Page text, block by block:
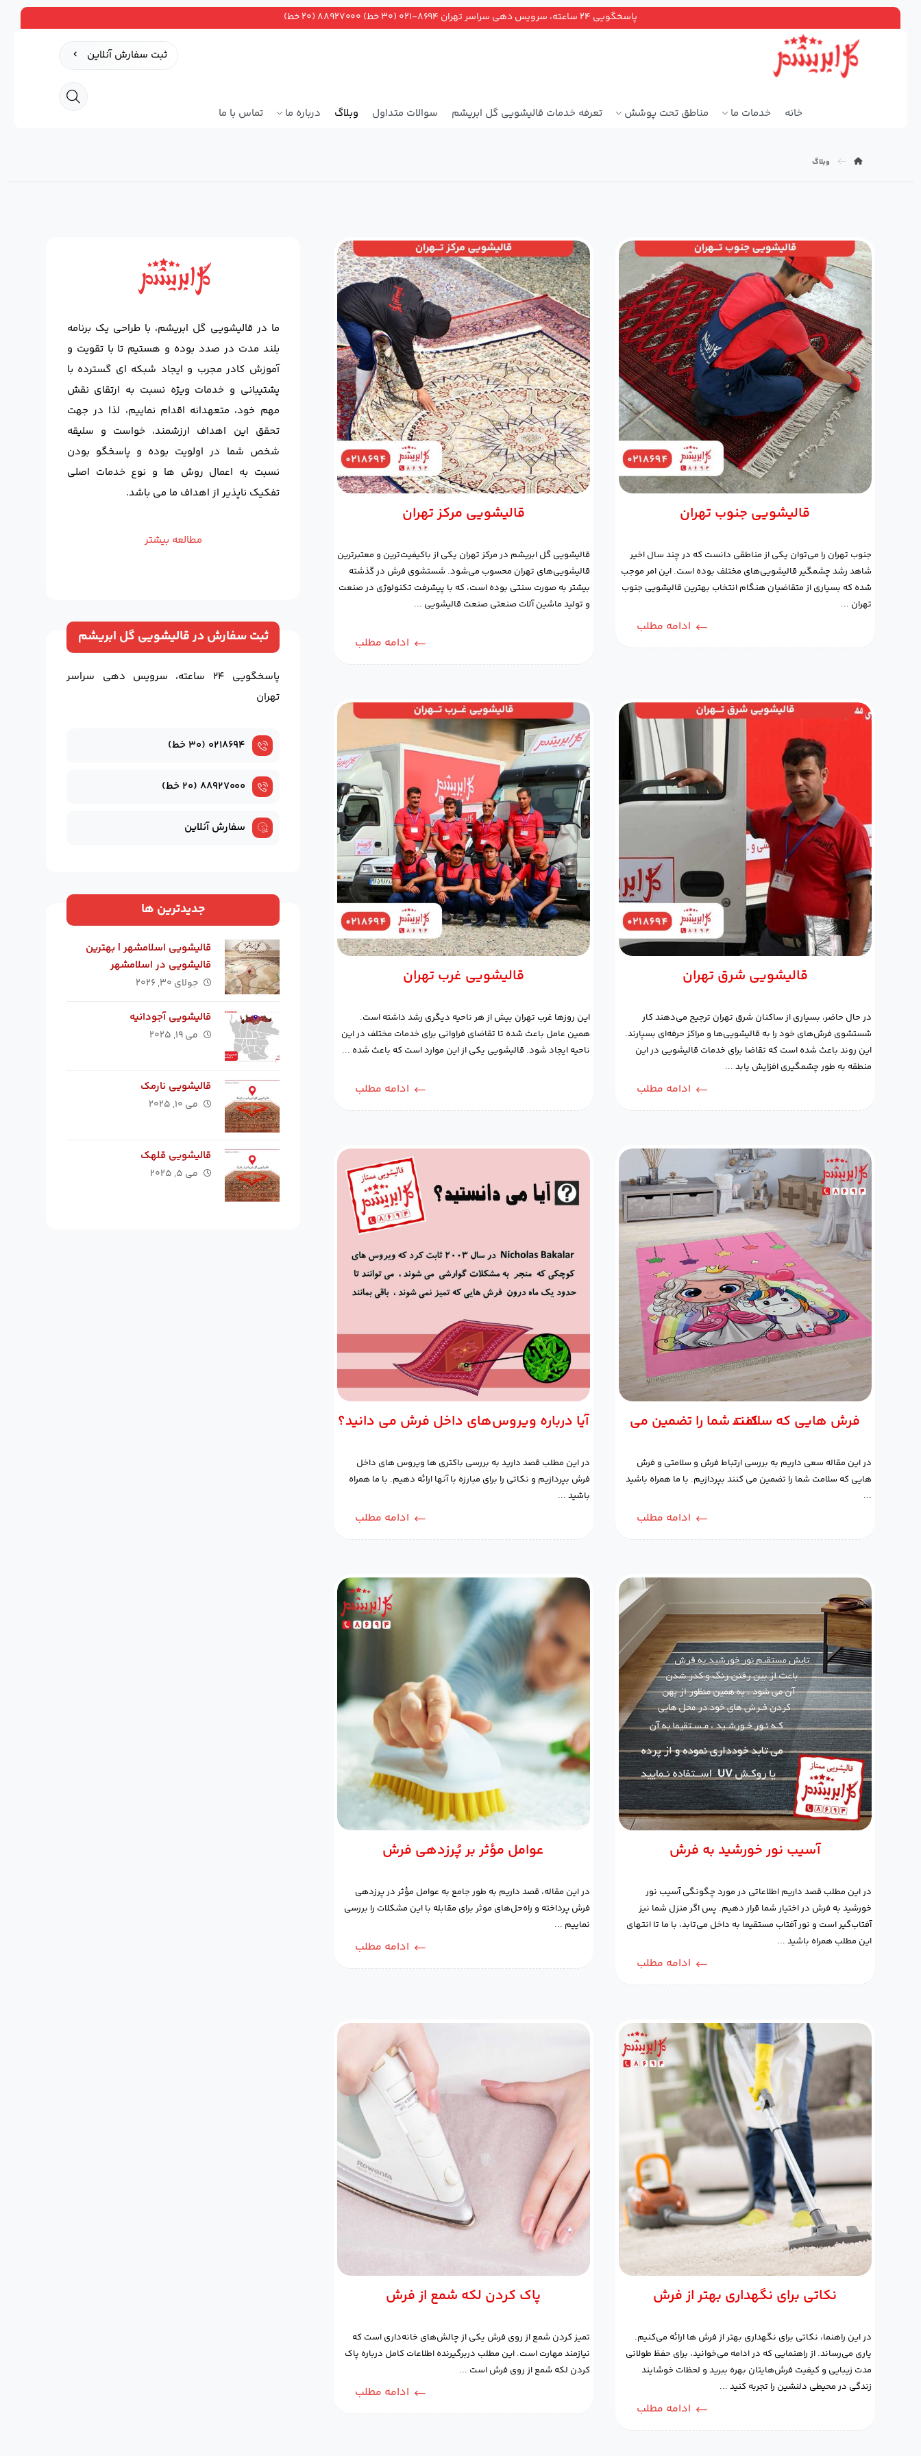
پاسخگویی ۲۴ ساعته، سرویس دهی سراسر تهران ۸۶۹۴-۰۲۱ (۳۰ خط) ۸۸۹۲۷۰۰۰ (۲۰ خط)
خانه خدمات ما مناطق تحت پوشش تعرفه خدمات قالیشویی گل ابریشم سوالات متداول وبلاگ درباره ما تماس با ما
ثبت سفارش آنلاین
وبلاگ
قالیشویی جنوب تهران
جنوب تهران را می‌توان یکی از مناطقی دانست که در چند سال اخیر
شاهد رشد چشمگیر قالیشویی‌های مختلف بوده است. این امر موجب
شده که بسیاری از متقاضیان هنگام انتخاب بهترین قالیشویی جنوب
تهران ...
ادامه مطلب
قالیشویی مرکز تهران
قالیشویی گل ابریشم در مرکز تهران یکی از با‌کیفیت‌ترین و معتبرترین
قالیشویی‌های تهران محسوب می‌شود. شستشوی فرش در گذشته
بیشتر به صورت سنتی بوده است، که با پیشرفت تکنولوژی در صنعت
و تولید ماشین آلات صنعتی صنعت قالیشویی ...
ادامه مطلب
قالیشویی شرق تهران
در حال حاضر، بسیاری از ساکنان شرق تهران ترجیح می‌دهند کار
شستشوی فرش‌های خود را به قالیشویی‌ها و مراکز حرفه‌ای بسپارند.
این روند باعث شده است که تقاضا برای خدمات قالیشویی در این
منطقه به طور چشمگیری افزایش یابد ...
ادامه مطلب
قالیشویی غرب تهران
این روزها غرب تهران بیش از هر ناحیه دیگری رشد داشته است.
همین عامل باعث شده تا تقاضای فراوانی برای خدمات مختلف در این
ناحیه ایجاد شود. قالیشویی یکی از این موارد است که باعث شده ...
ادامه مطلب
فرش هایی که سلامت شما را تضمین می کنند
در این مقاله سعی داریم به بررسی ارتباط فرش و سلامتی و فرش
هایی که سلامت شما را تضمین می‌ کنند بپردازیم. با ما همراه باشید
...
ادامه مطلب
آیا درباره ویروس‌های داخل فرش می دانید؟
در این مطلب قصد دارید به بررسی باکتری ها ویروس‌ های داخل
فرش بپردازیم و نکاتی را برای مبارزه با آنها ارائه دهیم. با ما همراه
باشید ...
ادامه مطلب
آسیب نور خورشید به فرش
در این مطلب قصد داریم اطلاعاتی در مورد چگونگی آسیب نور
خورشید به فرش در اختیار شما قرار دهیم. پس اگر منزل شما نیز
آفتاب‌گیر است و نور آفتاب مستقیما به داخل می‌تابد، با ما تا انتهای
این مطلب همراه باشید ...
ادامه مطلب
عوامل مؤثر بر پُرزدهی فرش
در این مقاله، قصد داریم به طور جامع به عوامل مؤثر در پرزدهی
فرش پرداخته و راه‌حل‌های موثر برای مقابله با این مشکلات را بررسی
نماییم ...
ادامه مطلب
نکاتی برای نگهداری بهتر از فرش
در این راهنما، نکاتی برای نگهداری بهتر از فرش ‌ها ارائه می‌کنیم.
یاری می‌رساند. از راهنمایی که در ادامه می‌خوانید، برای حفظ طولانی
مدت زیبایی و کیفیت فرش‌هایتان بهره ببرید و لحظات خوشایند
زندگی در محیطی دلنشین را تجربه کنید ...
ادامه مطلب
پاک کردن لکه شمع از فرش
تمیز کردن شمع از روی فرش یکی از چالش‌های خانه‌داری است که
نیازمند مهارت است. این مطلب دربرگیرنده اطلاعات کامل درباره پاک
کردن لکه شمع از روی فرش است ...
ادامه مطلب
ما در قالیشویی گل ابریشم، با طراحی یک برنامه
بلند مدت در صدد بوده و هستیم تا با تقویت و
آموزش کادر مجرب و ایجاد شبکه ای گسترده با
پشتیبانی و خدمات ویژه نسبت به ارتقای نقش
مهم خود، متعهدانه اقدام نماییم، لذا در جهت
تحقق این اهداف ارزشمند، خواست و سلیقه
شخص شما در اولویت بوده و پاسخگو بودن
نسبت به اعمال روش ها و نوع خدمات اصلی
تفکیک ناپذیر از اهداف ما می باشد.
مطالعه بیشتر
ثبت سفارش در قالیشویی گل ابریشم
پاسخگویی ۲۴ ساعته، سرویس دهی سراسر
تهران
۰۲۱۸۶۹۴ (۳۰ خط)
۸۸۹۲۷۰۰۰ (۲۰ خط)
سفارش آنلاین
جدیدترین ها
قالیشویی اسلامشهر | بهترین
قالیشویی در اسلامشهر
جولای ۳۰, ۲۰۲۶
قالیشویی آجودانیه
می ۱۹, ۲۰۲۵
قالیشویی نارمک
می ۱۰, ۲۰۲۵
قالیشویی قلهک
می ۵, ۲۰۲۵